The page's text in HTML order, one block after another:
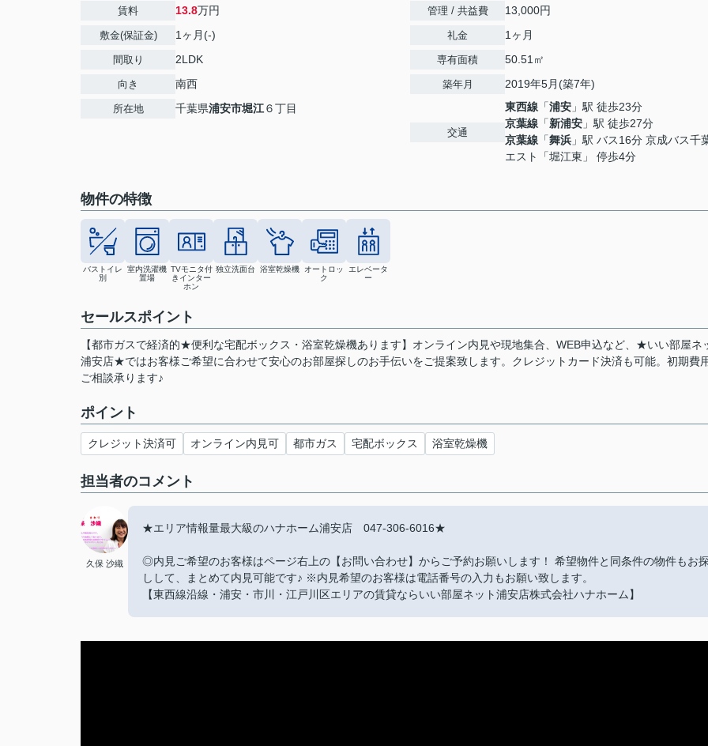
賃料 13.8万円
敷金(保証金) 1ヶ月(-)
間取り 2LDK
向き 南西
所在地 千葉県浦安市堀江６丁目
管理 / 共益費 13,000円
礼金 1ヶ月
専有面積 50.51㎡
築年月 2019年5月(築7年)
交通
東西線 「浦安 」駅 徒歩23分
京葉線 「新浦安 」駅 徒歩27分
京葉線 「舞浜 」駅 バス16分 京成バス千
エスト「堀江東」 停歩4分
物件の特徴
バストイレ
別
室内洗濯機
置場
TVモニタ付
きインター
ホン
独立洗面台 浴室乾燥機
オートロッ
ク
エレベータ
ー
セールスポイント
【都市ガスで経済的★便利な宅配ボックス・浴室乾燥機あります】オンライン内見や現地集合、WEB申込など、★いい部屋ネ
浦安店★ではお客様ご希望に合わせて安心のお部屋探しのお手伝いをご提案致します。クレジットカード決済も可能。初期費
ご相談承ります♪
ポイント
クレジット決済可 オンライン内見可 都市ガス 宅配ボックス 浴室乾燥機
担当者のコメント
久保 沙織
★エリア情報量最大級のハナホーム浦安店 047-306-6016★
◎内見ご希望のお客様はページ右上の【お問い合わせ】からご予約お願いします！ 希望物件と同条件の物件もお
しして、まとめて内見可能です♪ ※内見希望のお客様は電話番号の入力もお願い致します。
【東西線沿線・浦安・市川・江戸川区エリアの賃貸ならいい部屋ネット浦安店株式会社ハナホーム】